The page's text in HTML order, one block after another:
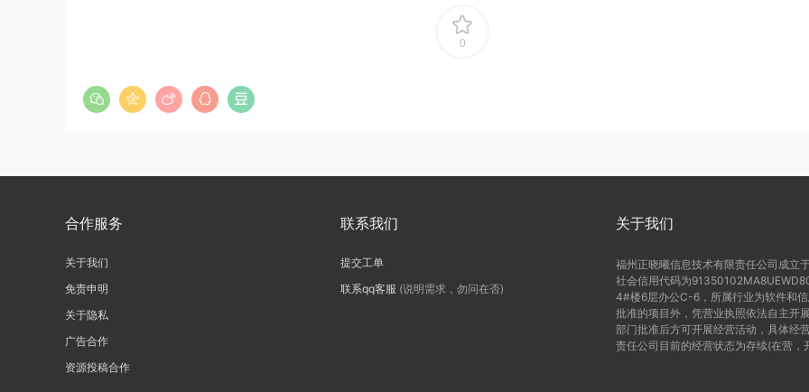
0
合作服务
关于我们
免责申明
关于隐私
广告合作
资源投稿合作
联系我们
提交工单
联系qq客服 (说明需求，勿问在否)
关于我们
福州正晓曦信息技术有限责任公司成
社会信用代码为
4#楼6层办公C-6，所属行业为软件和
批准的项目外，凭营业执照依法自主开
部门批准后方可开展经营活动，具体经
责任公司目前的经营状态为存续(在营，